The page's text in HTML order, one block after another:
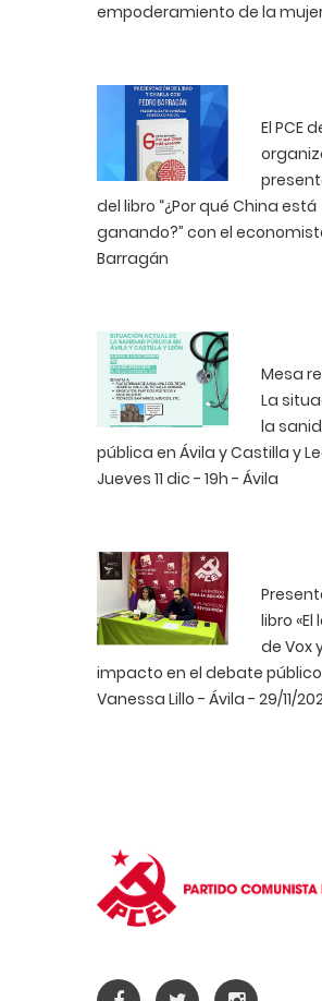
empoderamiento de la
El PCE
del libro “¿Por qué China está
ganando?” con el
Barragán
Mesa
La
la
pública en Ávila y Castilla y
Jueves 11 dic - 19h - Ávila
libro
de Vox
impacto en el debate
Vanessa Lillo - Ávila - 29/11/